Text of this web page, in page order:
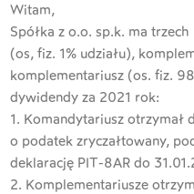
Witam,
Spółka z o.o. sp.k. ma
(os, fiz. 1% udziału),
komplementariusz (os. fiz.
dywidendy za 2021 rok:
1. Komandytariusz otrzymał
o podatek zryczałtowany,
deklarację PIT-8AR do
2. Komplementariusze